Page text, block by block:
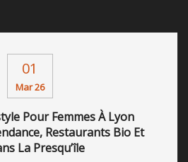
01
Mar 26
Pour Femmes À Lyon
Restaurants Bio Et
La Presqu’île